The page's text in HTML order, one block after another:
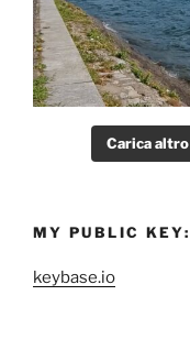
Carica altro
MY PUBLIC KEY:
keybase.io